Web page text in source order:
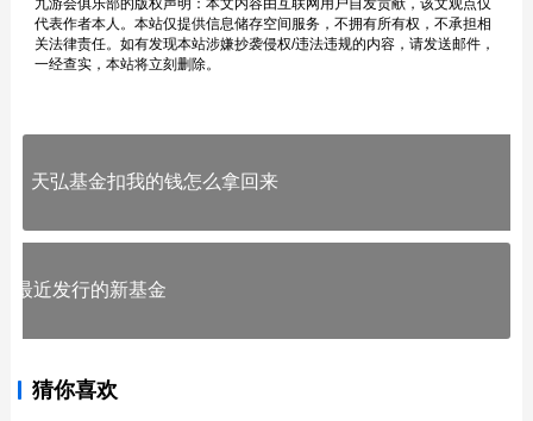
九游会俱乐部的版权声明：本文内容由互联网用户自发贡献，该文观点仅
代表作者本人。本站仅提供信息储存空间服务，不拥有所有权，不承担相
关法律责任。如有发现本站涉嫌抄袭侵权/违法违规的内容，请发送邮件，
一经查实，本站将立刻删除。
天弘基金扣我的钱怎么拿回来
最近发行的新基金
猜你喜欢